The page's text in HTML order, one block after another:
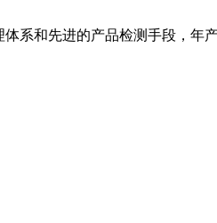
系和先进的产品检测手段，年